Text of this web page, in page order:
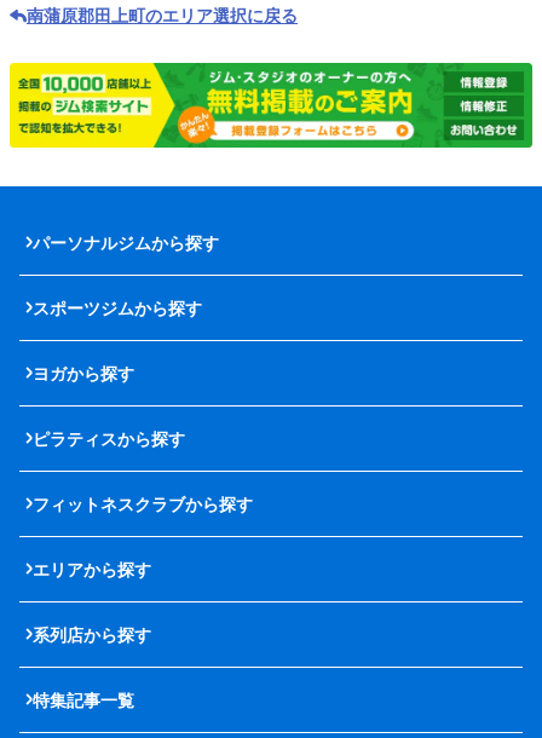
南蒲原郡田上町のエリア選択に戻る
パーソナルジムから探す
スポーツジムから探す
ヨガから探す
ピラティスから探す
フィットネスクラブから探す
エリアから探す
系列店から探す
特集記事一覧